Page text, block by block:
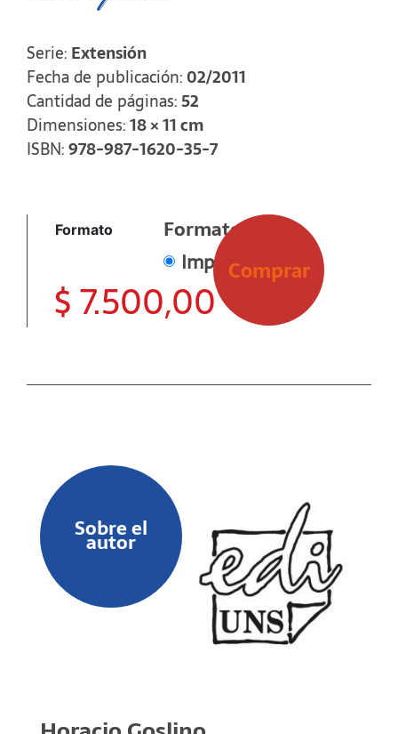
Serie: Extensión
Fecha de publicación:02/2011
Cantidad de páginas:52
Dimensiones:18 × 11 cm
ISBN:978-987-1620-35-7
Formato
Formato
Impreso
$7.500,00
Comprar
Sobre el
autor